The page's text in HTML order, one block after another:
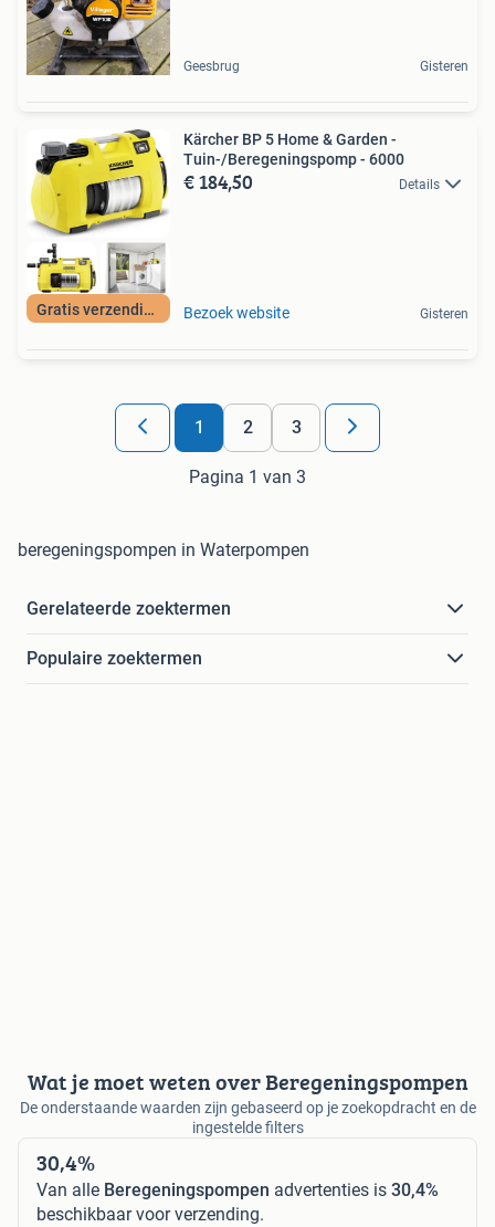
Geesbrug Gisteren
Gratis verzending
Kärcher BP 5 Home & Garden -
Tuin-/Beregeningspomp - 6000
€ 184,50 Details
Bezoek website Gisteren
1 2 3
Pagina 1 van 3
beregeningspompen in Waterpompen
Gerelateerde zoektermen
Populaire zoektermen
Wat je moet weten over Beregeningspompen
De onderstaande waarden zijn gebaseerd op je zoekopdracht en de
ingestelde filters
30,4%
Van alle Beregeningspompen advertenties is 30,4%
beschikbaar voor verzending.